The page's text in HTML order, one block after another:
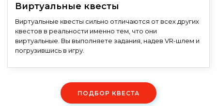
Виртуальные квесты
Виртуальные квесты сильно отличаются от всех других
квестов в реальности именно тем, что они
виртуальные. Вы выполняете задания, надев VR-шлем и
погрузившись в игру.
ПОДБОР КВЕСТА